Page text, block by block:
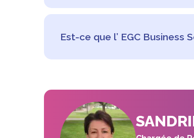
Oui, à l’EGC Business School
2ème et 3ème année. Ce stage est
Est-ce que l’ EGC